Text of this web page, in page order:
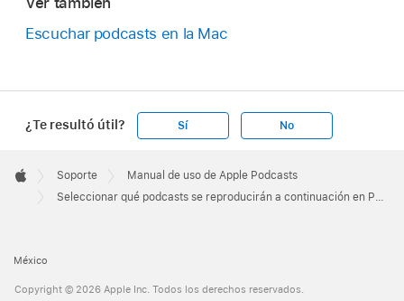
Escuchar podcasts en la Mac
¿Te resultó útil? Sí No
Footer

Apple
Soporte
Manual de uso de Apple Podcasts
Seleccionar qué podcasts se reproducirán a continuación en Podcasts en la Mac
México
Copyright © 2026 Apple Inc. Todos los derechos reservados.